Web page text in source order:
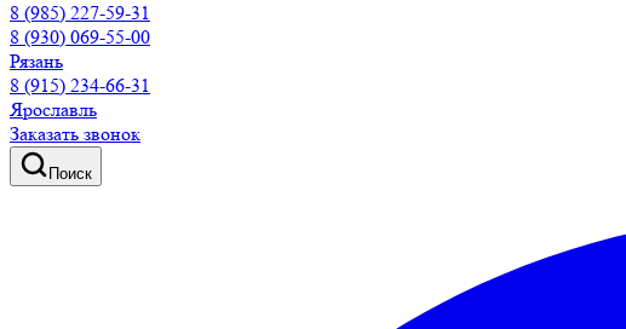
8 (985) 227-59-31
8 (930) 069-55-00
Рязань
8 (915) 234-66-31
Ярославль
Заказать звонок
Поиск